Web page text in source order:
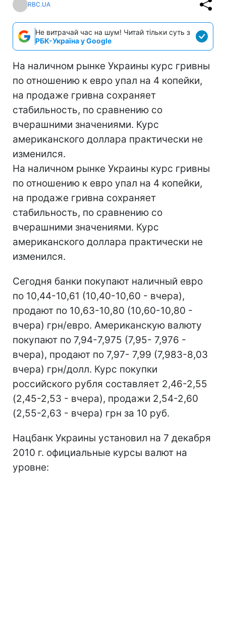
RBC.UA
Не витрачай час на шум! Читай тільки суть з
РБК-Україна у Google
На наличном рынке Украины курс гривны
по отношению к евро упал на 4 копейки,
на продаже гривна сохраняет
стабильность, по сравнению со
вчерашними значениями. Курс
американского доллара практически не
изменился.
На наличном рынке Украины курс гривны
по отношению к евро упал на 4 копейки,
на продаже гривна сохраняет
стабильность, по сравнению со
вчерашними значениями. Курс
американского доллара практически не
изменился.
Сегодня банки покупают наличный евро
по 10,44-10,61 (10,40-10,60 - вчера),
продают по 10,63-10,80 (10,60-10,80 -
вчера) грн/евро. Американскую валюту
покупают по 7,94-7,975 (7,95- 7,976 -
вчера), продают по 7,97- 7,99 (7,983-8,03
вчера) грн/долл. Курс покупки
российского рубля составляет 2,46-2,55
(2,45-2,53 - вчера), продажи 2,54-2,60
(2,55-2,63 - вчера) грн за 10 руб.
Нацбанк Украины установил на 7 декабря
2010 г. официальные курсы валют на
уровне: